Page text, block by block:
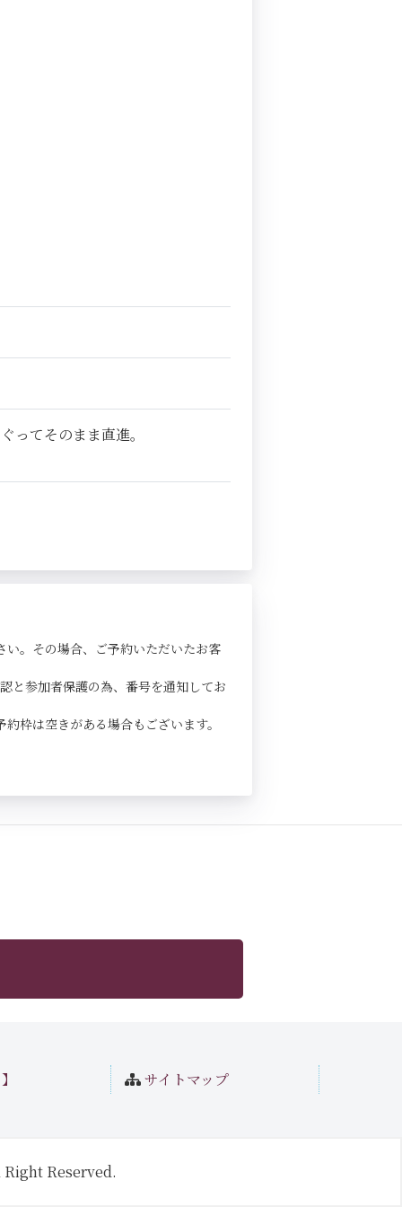
ってそのまま直進。
。その場合、ご予約いただいたお客
と参加者保護の為、番号を通知してお
枠は空きがある場合もございます。
サイトマップ
Reserved.